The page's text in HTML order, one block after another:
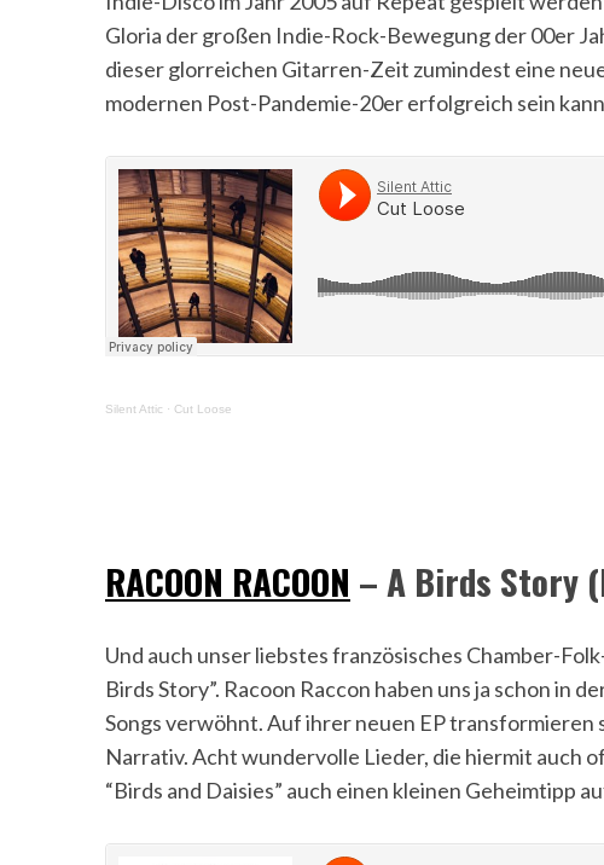
Gloria der großen Indie-Rock-Bewegung der 00er
dieser glorreichen Gitarren-Zeit zumindest eine
modernen Post-Pandemie-20er erfolgreich sein
Silent Attic · Cut Loose
RACOON RACOON – A Birds Story
Und auch unser liebstes französisches Chamber-
Birds Story”. Racoon Raccon haben uns ja schon in
Songs verwöhnt. Auf ihrer neuen EP
Narrativ. Acht wundervolle Lieder, die hiermit auch
“Birds and Daisies” auch einen kleinen Geheimtipp